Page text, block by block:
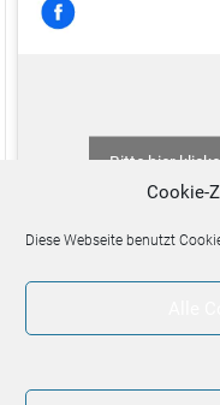
Cookie-
Diese Webseite benutzt
Bitte hier
zu akzeptieren